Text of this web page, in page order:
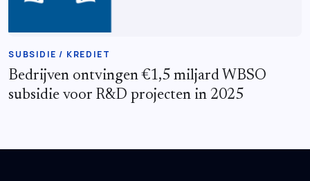
SUBSIDIE / KREDIET
Bedrijven ontvingen €1,5 miljard WBSO
subsidie voor R&D projecten in 2025